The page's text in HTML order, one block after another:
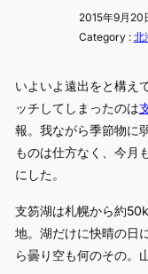
2015年9月20
Category : 北
いよいよ遠出をと構え
ッチしてしまったのは
報。我ながら季節物に
ものは仕方なく、今月
にした。
支笏湖は札幌から約
地。湖だけに快晴の日
ら曇り空も何のその。